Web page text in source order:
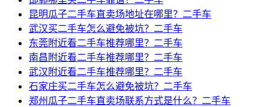
昆明瓜子二手车直卖场地址在哪里？二手车
武汉买二手车怎么避免被坑？二手车
东莞附近看二手车推荐哪里？二手车
南昌附近看二手车推荐哪里？二手车
武汉附近看二手车推荐哪里？二手车
石家庄买二手车怎么避免被坑？二手车
郑州瓜子二手车直卖场联系方式是什么？二手车